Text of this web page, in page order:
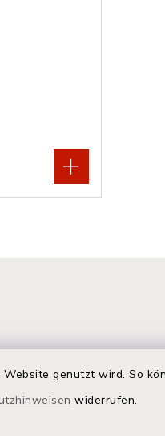
genutzt wird. So
widerrufen.